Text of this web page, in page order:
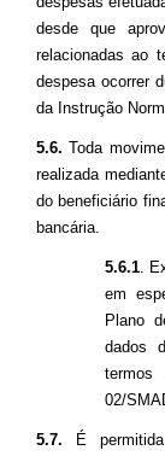
desde que
relacionadas ao
despesa ocorrer
da Instrução
5.6. Toda
realizada
do beneficiário
bancária.
5.6.1.
em
Plano
dados
02/
5.7. É